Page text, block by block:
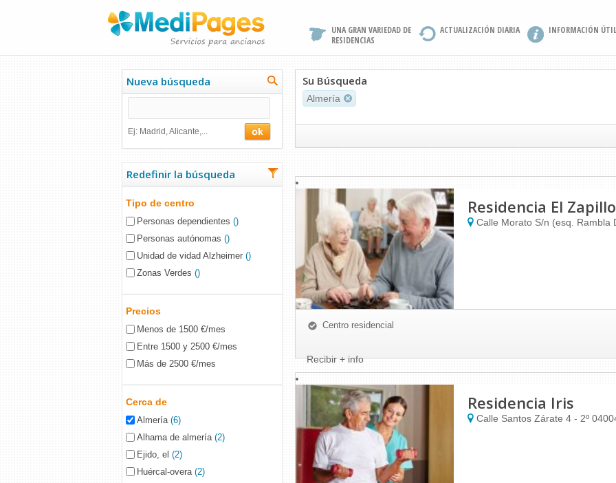
UNA GRAN VARIEDAD DE
RESIDENCIAS
ACTUALIZACIÓN DIARIA INFORMACIÓN
Nueva búsqueda
Ej: Madrid, Alicante,...
Redefinir la búsqueda
Tipo de centro
Personas dependientes ()
Personas autónomas ()
Unidad de vidad Alzheimer ()
Zonas Verdes ()
Precios
Menos de 1500 €/mes
Entre 1500 y 2500 €/mes
Más de 2500 €/mes
Cerca de
Almería (6)
Alhama de almería (2)
Ejido, el (2)
Huércal-overa (2)
Su Búsqueda
Almería
Residencia El Zapillo
Calle Morato S/n (esq. Rambla
Centro residencial
Recibir + info
Residencia Iris
Calle Santos Zárate 4 - 2º